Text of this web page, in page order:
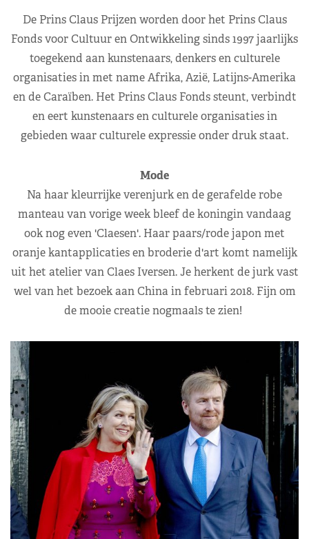
De Prins Claus Prijzen worden door het Prins Claus
Fonds voor Cultuur en Ontwikkeling sinds 1997 jaarlijks
toegekend aan kunstenaars, denkers en culturele
organisaties in met name Afrika, Azië, Latijns-Amerika
en de Caraïben. Het Prins Claus Fonds steunt, verbindt
en eert kunstenaars en culturele organisaties in
gebieden waar culturele expressie onder druk staat.
Mode
Na haar kleurrijke verenjurk en de gerafelde robe
manteau van vorige week bleef de koningin vandaag
ook nog even 'Claesen'. Haar paars/rode japon met
oranje kantapplicaties en broderie d'art komt namelijk
uit het atelier van Claes Iversen. Je herkent de jurk vast
wel van het bezoek aan China in februari 2018. Fijn om
de mooie creatie nogmaals te zien!